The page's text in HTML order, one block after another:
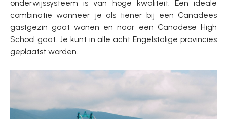
onderwijssysteem is van hoge kwaliteit. Een ideale
combinatie wanneer je als tiener bij een Canadees
gastgezin gaat wonen en naar een Canadese High
School gaat. Je kunt in alle acht Engelstalige provincies
geplaatst worden.